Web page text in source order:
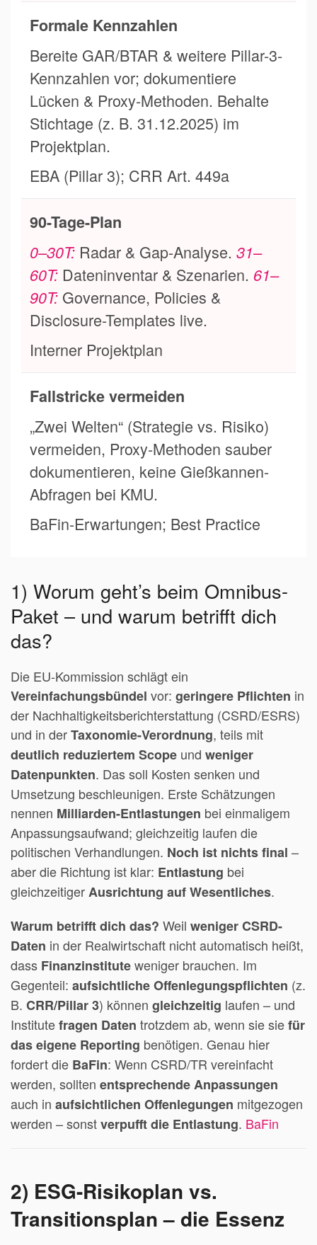
Formale Kennzahlen
Bereite GAR/BTAR & weitere Pillar-3-
Kennzahlen vor; dokumentiere
Lücken & Proxy-Methoden. Behalte
Stichtage (z. B. 31.12.2025) im
Projektplan.
EBA (Pillar 3); CRR Art. 449a
90-Tage-Plan
0–30T: Radar & Gap-Analyse. 31–
60T: Dateninventar & Szenarien. 61–
90T: Governance, Policies &
Disclosure-Templates live.
Interner Projektplan
Fallstricke vermeiden
„Zwei Welten“ (Strategie vs. Risiko)
vermeiden, Proxy-Methoden sauber
dokumentieren, keine Gießkannen-
Abfragen bei KMU.
BaFin-Erwartungen; Best Practice
1) Worum geht’s beim Omnibus-
Paket – und warum betrifft dich
das?
Die EU-Kommission schlägt ein
Vereinfachungsbündel vor: geringere Pflichten in
der Nachhaltigkeitsberichterstattung (CSRD/ESRS)
und in derTaxonomie-Verordnung, teils mit
deutlich reduziertem Scope und weniger
Datenpunkten. Das soll Kosten senken und
Umsetzung beschleunigen. Erste Schätzungen
nennen Milliarden-Entlastungen bei einmaligem
Anpassungsaufwand; gleichzeitig laufen die
politischen Verhandlungen. Noch ist nichts final –
aber die Richtung ist klar: Entlastung bei
gleichzeitigerAusrichtung auf Wesentliches.
Warum betrifft dich das? Weil weniger CSRD-
Daten in der Realwirtschaft nicht automatisch heißt,
dass Finanzinstituteweniger brauchen. Im
Gegenteil: aufsichtliche Offenlegungspflichten (z.
B. CRR/Pillar 3) können gleichzeitig laufen – und
Institutefragen Daten trotzdem ab, wenn sie siefür
das eigene Reporting benötigen. Genau hier
fordert die BaFin: Wenn CSRD/TR vereinfacht
werden, sollten entsprechende Anpassungen
auch in aufsichtlichen Offenlegungen mitgezogen
werden – sonstverpufft die Entlastung. BaFin
2) ESG-Risikoplan vs.
Transitionsplan – die Essenz